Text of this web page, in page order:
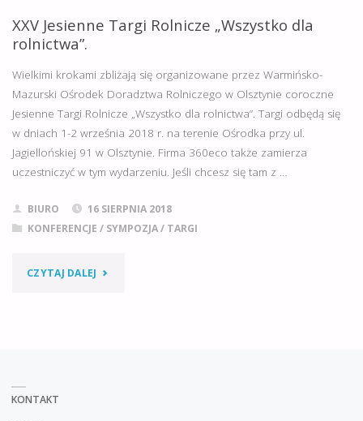
TARGI
„WSZYSTKO
DLA
ROLNICTWA”
W
OLSZTYNIE.
DZIEŃ
XXV Jesienne Targi Rolnicze „Wszystko dla
rolnictwa”.
Wielkimi krokami zbliżają się organizowane przez Warmińsko-
Mazurski Ośrodek Doradztwa Rolniczego w Olsztynie coroczne
Jesienne Targi Rolnicze „Wszystko dla rolnictwa”. Targi odbędą się
w dniach 1-2 września 2018 r. na terenie Ośrodka przy ul.
Jagiellońskiej 91 w Olsztynie. Firma 360eco także zamierza
uczestniczyć w tym wydarzeniu. Jeśli chcesz się tam z …
BIURO
16 SIERPNIA 2018
KONFERENCJE / SYMPOZJA/ TARGI
CZYTAJ DALEJ "XXV
KONTAKT